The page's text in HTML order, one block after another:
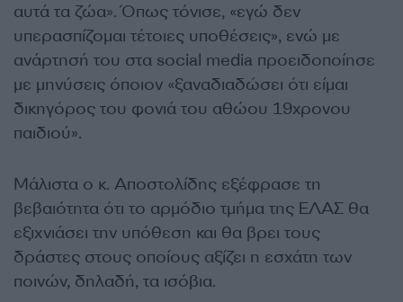
αυτά τα ζώα». Όπως τόνισε, «εγώ δεν
υπερασπίζομαι τέτοιες υποθέσεις», ενώ με
ανάρτησή του στα social media προειδοποίησε
με μηνύσεις όποιον «ξαναδιαδώσει ότι είμαι
δικηγόρος του φονιά του αθώου 19χρονου
παιδιού».
Μάλιστα ο κ. Αποστολίδης εξέφρασε τη
βεβαιότητα ότι το αρμόδιο τμήμα της ΕΛΑΣ θα
εξιχνιάσει την υπόθεση και θα βρει τους
δράστες στους οποίους αξίζει η εσχάτη των
ποινών, δηλαδή, τα ισόβια.